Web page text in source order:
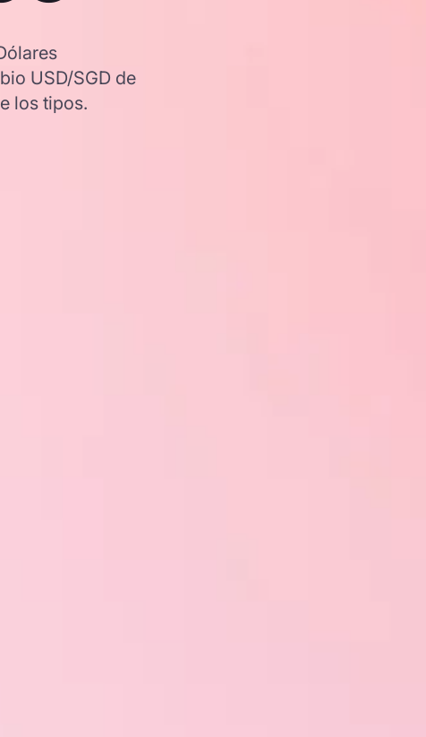
USD/SGD de
los tipos.